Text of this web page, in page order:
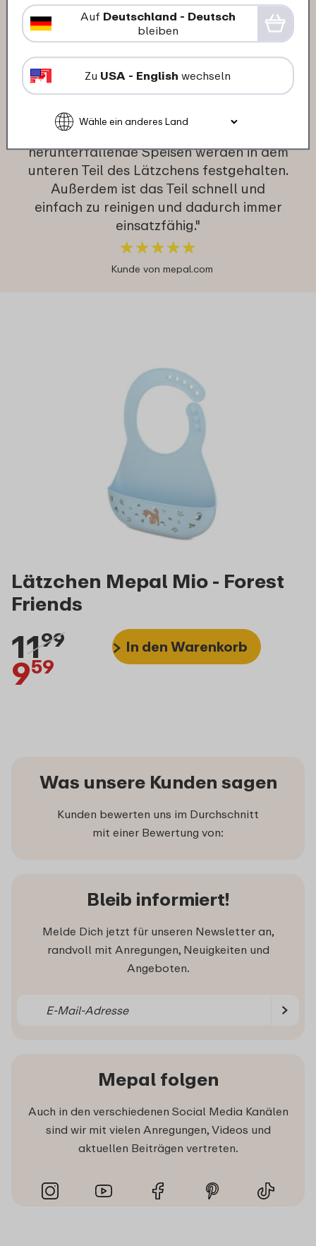
slab mio:
28-12-2025
Farbe: Forest friends
"Das Lätzchen schützt die Kleidung des
Kindes vor Befleckung. Auch
herunterfallende Speisen werden in dem
unteren Teil des Lätzchens festgehalten.
Außerdem ist das Teil schnell und
einfach zu reinigen und dadurch immer
einsatzfähig."
★★★★★
★★★★★
Kunde von mepal.com
Lätzchen Mepal Mio - Forest
Friends
1199
959
In den Warenkorb
Was unsere Kunden sagen
Kunden bewerten uns im Durchschnitt
mit einer Bewertung von:
Bleib informiert!
Melde Dich jetzt für unseren Newsletter an,
randvoll mit Anregungen, Neuigkeiten und
Angeboten.
Mepal folgen
Auch in den verschiedenen Social Media Kanälen
sind wir mit vielen Anregungen, Videos und
aktuellen Beiträgen vertreten.
Auf Deutschland - Deutsch
bleiben
Zu USA - English wechseln